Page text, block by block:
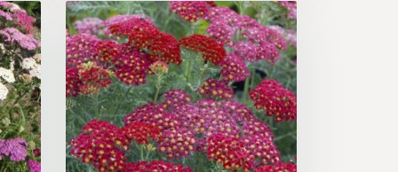
de la biodiversité. En effet, elles
pollinisateurs, tels que les
dans la pollinisation des cultures